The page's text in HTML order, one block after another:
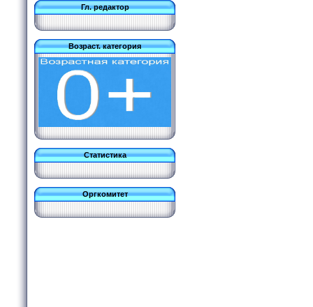
Гл. редактор
Возраст. категория
Статистика
Оргкомитет